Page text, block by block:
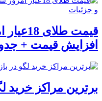
افزایش قیمت +
برترین مراکز خرید